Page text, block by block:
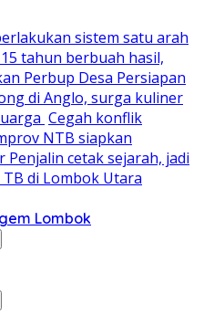
sistem satu arah
tahun berbuah hasil,
Perbup Desa Persiapan
di Anglo, surga kuliner
Cegah konflik
NTB siapkan
Penjalin cetak sejarah, jadi
di Lombok Utara
Lombok